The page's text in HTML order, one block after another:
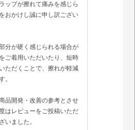
ップが擦れて痛みを感じら
おかけし誠に申し訳ござい
分が硬く感じられる場合が
ご着用いただいたり、短時
ただくことで、擦れが軽減
。
品開発・改善の参考とさせ
はレビューをご投稿いただ
いました。